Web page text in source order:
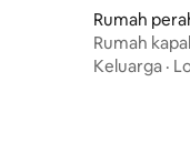
Rumah
Rumah
dirancang
Keluarga ·